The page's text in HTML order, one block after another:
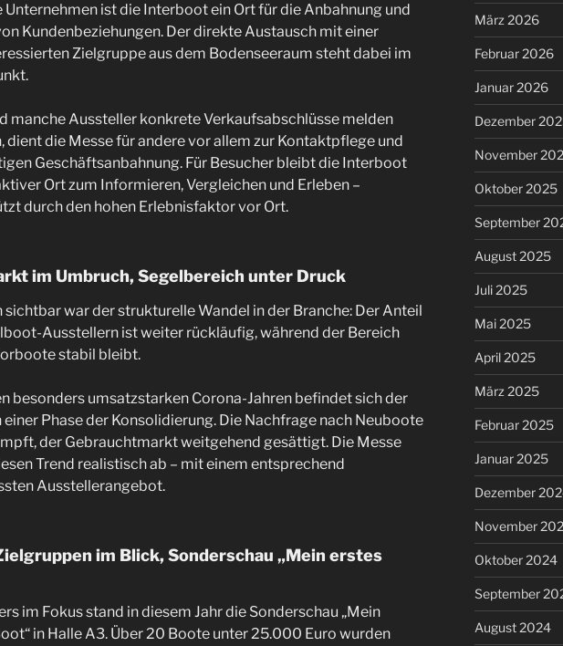
Unternehmen ist die Interboot ein Ort für die Anbahnung und
Kundenbeziehungen. Der direkte Austausch mit einer
Zielgruppe aus dem Bodenseeraum steht dabei im
manche Aussteller konkrete Verkaufsabschlüsse melden
dient die Messe für andere vor allem zur Kontaktpflege und
Geschäftsanbahnung. Für Besucher bleibt die Interboot
Ort zum Informieren, Vergleichen und Erleben –
durch den hohen Erlebnisfaktor vor Ort.
im Umbruch, Segelbereich unter Druck
sichtbar war der strukturelle Wandel in der Branche: Der Anteil
Ausstellern ist weiter rückläufig, während der Bereich
stabil bleibt.
besonders umsatzstarken Corona-Jahren befindet sich der
einer Phase der Konsolidierung. Die Nachfrage nach Neuboote
der Gebrauchtmarkt weitgehend gesättigt. Die Messe
Trend realistisch ab – mit einem entsprechend
Ausstellerangebot.
im Blick, Sonderschau „Mein erstes
im Fokus stand in diesem Jahr die Sonderschau „Mein
in Halle A3. Über 20 Boote unter 25.000 Euro wurden
März 2026
Februar 2026
Januar 2026
Dezember
November
Oktober 2025
September
August 2025
Juli 2025
Mai 2025
April 2025
März 2025
Februar 2025
Januar 2025
Dezember
November
Oktober 2024
September
August 2024